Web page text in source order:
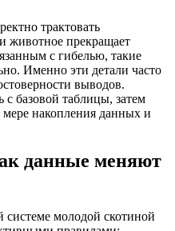
трактовать
животное прекращает
с гибелью, такие
Именно эти детали часто
выводов.
базовой таблицы, затем
накопления данных и
данные меняют
системе молодой скотиной